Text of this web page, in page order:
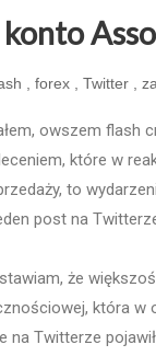
forex Twitter
owszem flash
które w
to
post na
że
która w
na Twitterze